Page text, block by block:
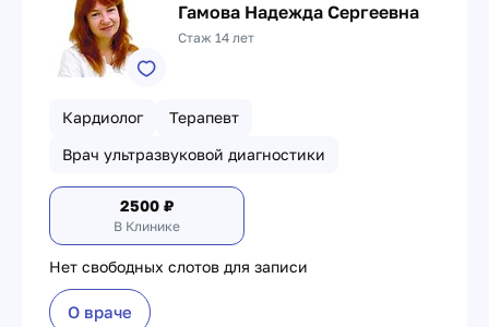
Гамова Надежда Сергеевна
Стаж 14 лет
Кардиолог
Терапевт
Врач ультразвуковой диагностики
2500 ₽
В Клинике
Нет свободных слотов для записи
О враче